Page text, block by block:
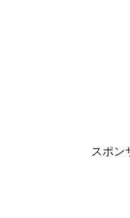
スポン